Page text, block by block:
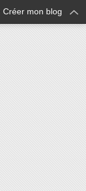
Créer mon blog